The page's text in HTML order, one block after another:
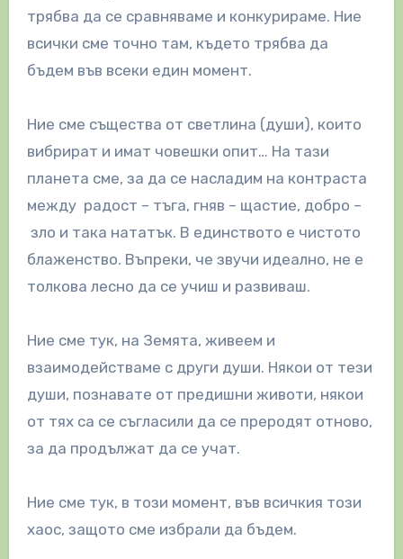
трябва да се сравняваме и конкурираме. Ние
всички сме точно там, където трябва да
бъдем във всеки един момент.
Ние сме същества от светлина (души), които
вибрират и имат човешки опит… На тази
планета сме, за да се насладим на контраста
между радост – тъга, гняв – щастие, добро –
зло и така нататък. В единството е чистото
блаженство. Въпреки, че звучи идеално, не е
толкова лесно да се учиш и развиваш.
Ние сме тук, на Земята, живеем и
взаимодействаме с други души. Някои от тези
души, познавате от предишни животи, някои
от тях са се съгласили да се преродят отново,
за да продължат да се учат.
Ние сме тук, в този момент, във всичкия този
хаос, защото сме избрали да бъдем.